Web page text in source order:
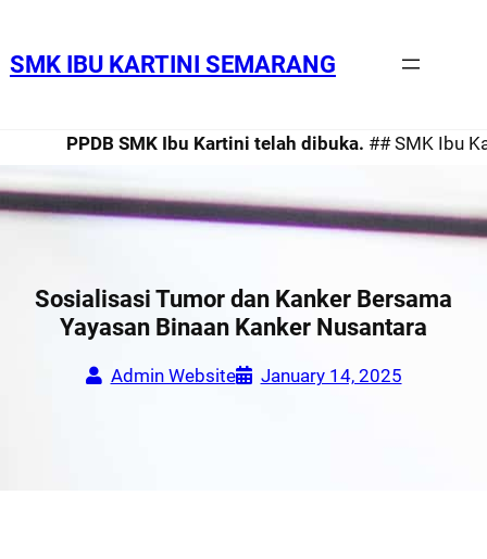
SMK IBU KARTINI SEMARANG
PPDB SMK Ibu Kartini telah dibuka.## SMK Ibu Kartini
Sosialisasi Tumor dan Kanker Bersama
Yayasan Binaan Kanker Nusantara
Admin Website January 14, 2025